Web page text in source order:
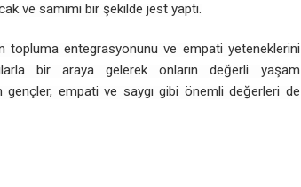
ve samimi bir şekilde jest yaptı.
topluma entegrasyonunu ve empati yeteneklerini
bir araya gelerek onların değerli yaşam
gençler, empati ve saygı gibi önemli değerleri de